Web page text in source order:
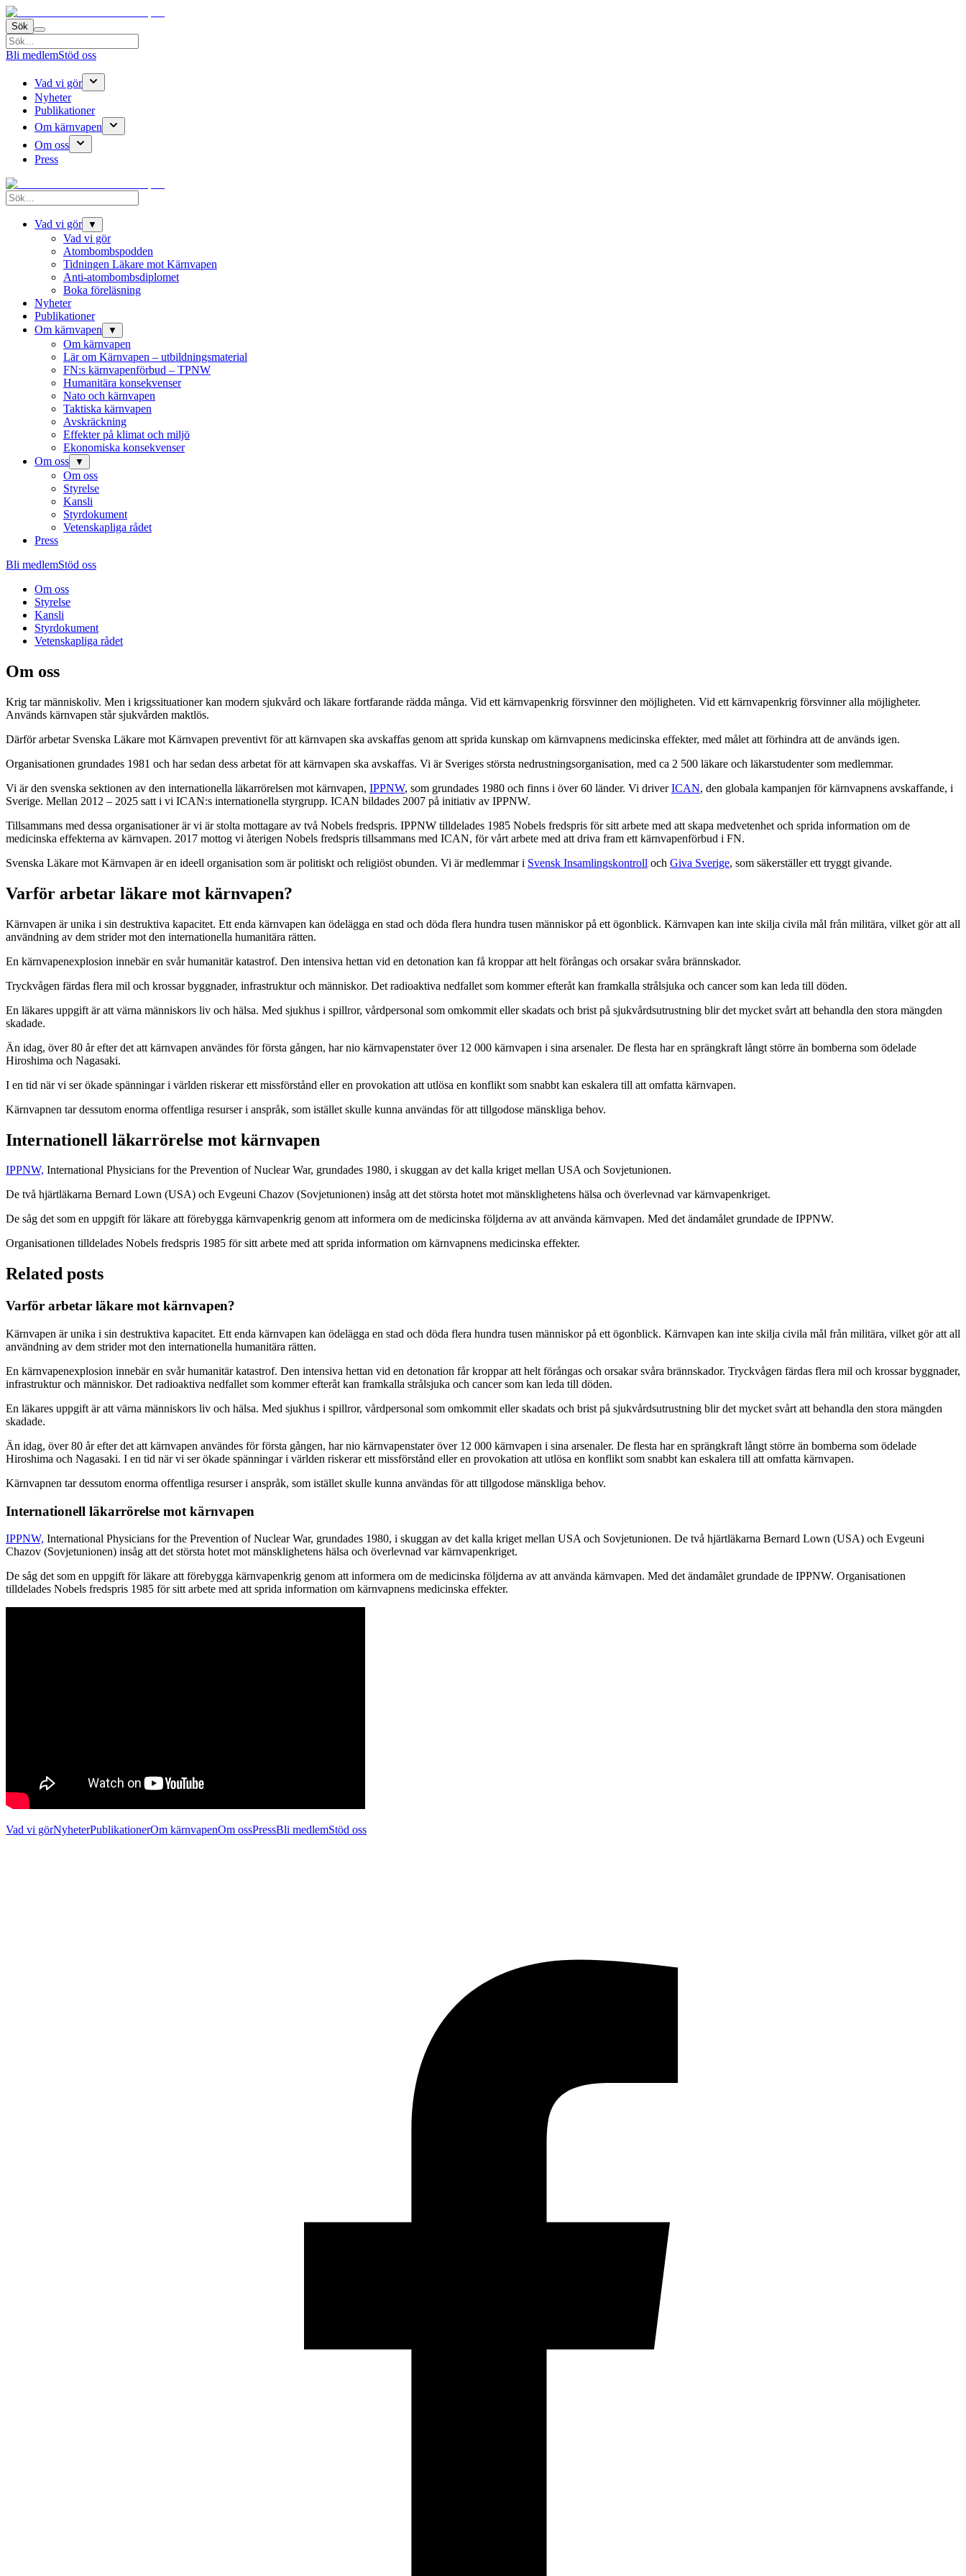
Sök
Bli medlemStöd oss
Vad vi gör
Nyheter
Publikationer
Om kärnvapen
Om oss
Press
Vad vi gör ▼
Vad vi gör
Atombombspodden
Tidningen Läkare mot Kärnvapen
Anti-atombombsdiplomet
Boka föreläsning
Nyheter
Publikationer
Om kärnvapen
▼
Om kärnvapen
Lär om Kärnvapen – utbildningsmaterial
FN:s kärnvapenförbud – TPNW
Humanitära konsekvenser
Nato och kärnvapen
Taktiska kärnvapen
Avskräckning
Effekter på klimat och miljö
Ekonomiska konsekvenser
Om oss
▼
Om oss
Styrelse
Kansli
Styrdokument
Vetenskapliga rådet
Press
Bli medlemStöd oss
Om oss
Styrelse
Kansli
Styrdokument
Vetenskapliga rådet
Om oss
Krig tar människoliv. Men i krigssituationer kan modern sjukvård och läkare fortfarande rädda många. Vid ett kärnvapenkrig försvinner den möjligheten. Vid ett kärnvapenkrig försvinner alla möjligheter.
Används kärnvapen står sjukvården maktlös.
Därför arbetar Svenska Läkare mot Kärnvapen preventivt för att kärnvapen ska avskaffas genom att sprida kunskap om kärnvapnens medicinska effekter, med målet att förhindra att de används igen.
Organisationen grundades 1981 och har sedan dess arbetat för att kärnvapen ska avskaffas. Vi är Sveriges största nedrustningsorganisation, med ca 2 500 läkare och läkarstudenter som medlemmar.
Vi är den svenska sektionen av den internationella läkarrörelsen mot kärnvapen, IPPNW, som grundades 1980 och finns i över 60 länder. Vi driverICAN, den globala kampanjen för kärnvapnens avskaffande, i
Sverige. Mellan 2012 – 2025 satt i vi ICAN:s internationella styrgrupp. ICAN bildades 2007 på initiativ av IPPNW.
Tillsammans med dessa organisationer är vi är stolta mottagare av två Nobels fredspris. IPPNW tilldelades 1985 Nobels fredspris för sitt arbete med att skapa medvetenhet och sprida information om de
medicinska effekterna av kärnvapen. 2017 mottog vi återigen Nobels fredspris tillsammans med ICAN, för vårt arbete med att driva fram ett kärnvapenförbud i FN.
Svenska Läkare mot Kärnvapen är en ideell organisation som är politiskt och religiöst obunden. Vi är medlemmar i Svensk Insamlingskontroll och Giva Sverige, som säkerställer ett tryggt givande.
Varför arbetar läkare mot kärnvapen?
Kärnvapen är unika i sin destruktiva kapacitet. Ett enda kärnvapen kan ödelägga en stad och döda flera hundra tusen människor på ett ögonblick. Kärnvapen kan inte skilja civila mål från militära, vilket gör att all
användning av dem strider mot den internationella humanitära rätten.
En kärnvapenexplosion innebär en svår humanitär katastrof. Den intensiva hettan vid en detonation kan få kroppar att helt förångas och orsakar svåra brännskador.
Tryckvågen färdas flera mil och krossar byggnader, infrastruktur och människor. Det radioaktiva nedfallet som kommer efteråt kan framkalla strålsjuka och cancer som kan leda till döden.
En läkares uppgift är att värna människors liv och hälsa. Med sjukhus i spillror, vårdpersonal som omkommit eller skadats och brist på sjukvårdsutrustning blir det mycket svårt att behandla den stora mängden
skadade.
Än idag, över 80 år efter det att kärnvapen användes för första gången, har nio kärnvapenstater över 12 000 kärnvapen i sina arsenaler. De flesta har en sprängkraft långt större än bomberna som ödelade
Hiroshima och Nagasaki.
I en tid när vi ser ökade spänningar i världen riskerar ett missförstånd eller en provokation att utlösa en konflikt som snabbt kan eskalera till att omfatta kärnvapen.
Kärnvapnen tar dessutom enorma offentliga resurser i anspråk, som istället skulle kunna användas för att tillgodose mänskliga behov.
Internationell läkarrörelse mot kärnvapen
IPPNW, International Physicians for the Prevention of Nuclear War, grundades 1980, i skuggan av det kalla kriget mellan USA och Sovjetunionen.
De två hjärtläkarna Bernard Lown (USA) och Evgeuni Chazov (Sovjetunionen) insåg att det största hotet mot mänsklighetens hälsa och överlevnad var kärnvapenkriget.
De såg det som en uppgift för läkare att förebygga kärnvapenkrig genom att informera om de medicinska följderna av att använda kärnvapen. Med det ändamålet grundade de IPPNW.
Organisationen tilldelades Nobels fredspris 1985 för sitt arbete med att sprida information om kärnvapnens medicinska effekter.
Related posts
Varför arbetar läkare mot kärnvapen?
Kärnvapen är unika i sin destruktiva kapacitet. Ett enda kärnvapen kan ödelägga en stad och döda flera hundra tusen människor på ett ögonblick. Kärnvapen kan inte skilja civila mål från militära, vilket gör att all
användning av dem strider mot den internationella humanitära rätten.
En kärnvapenexplosion innebär en svår humanitär katastrof. Den intensiva hettan vid en detonation får kroppar att helt förångas och orsakar svåra brännskador. Tryckvågen färdas flera mil och krossar byggnader,
infrastruktur och människor. Det radioaktiva nedfallet som kommer efteråt kan framkalla strålsjuka och cancer som kan leda till döden.
En läkares uppgift är att värna människors liv och hälsa. Med sjukhus i spillror, vårdpersonal som omkommit eller skadats och brist på sjukvårdsutrustning blir det mycket svårt att behandla den stora mängden
skadade.
Än idag, över 80 år efter det att kärnvapen användes för första gången, har nio kärnvapenstater över 12 000 kärnvapen i sina arsenaler. De flesta har en sprängkraft långt större än bomberna som ödelade
Hiroshima och Nagasaki. I en tid när vi ser ökade spänningar i världen riskerar ett missförstånd eller en provokation att utlösa en konflikt som snabbt kan eskalera till att omfatta kärnvapen.
Kärnvapnen tar dessutom enorma offentliga resurser i anspråk, som istället skulle kunna användas för att tillgodose mänskliga behov.
Internationell läkarrörelse mot kärnvapen
IPPNW, International Physicians for the Prevention of Nuclear War, grundades 1980, i skuggan av det kalla kriget mellan USA och Sovjetunionen. De två hjärtläkarna Bernard Lown (USA) och Evgeuni
Chazov (Sovjetunionen) insåg att det största hotet mot mänsklighetens hälsa och överlevnad var kärnvapenkriget.
De såg det som en uppgift för läkare att förebygga kärnvapenkrig genom att informera om de medicinska följderna av att använda kärnvapen. Med det ändamålet grundade de IPPNW. Organisationen
tilldelades Nobels fredspris 1985 för sitt arbete med att sprida information om kärnvapnens medicinska effekter.
Vad vi görNyheterPublikationerOm kärnvapenOm ossPressBli medlemStöd oss